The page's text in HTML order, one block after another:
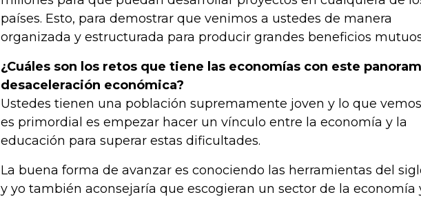
países. Esto, para demostrar que venimos a ustedes de manera
organizada y estructurada para producir grandes beneficios
¿Cuáles son los retos que tiene las economías con este
desaceleración económica?
Ustedes tienen una población supremamente joven y lo que
es primordial es empezar hacer un vínculo entre la economía y la
educación para superar estas dificultades.
La buena forma de avanzar es conociendo las herramientas del
y yo también aconsejaría que escogieran un sector de la economía